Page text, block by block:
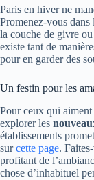
Paris en hiver ne
Promenez-vous dans
la couche de givre
existe tant de
pour en garder des
Un festin pour les
Pour ceux qui
explorer les
établissements
surcette page.
profitant de
chose d’inhabituel